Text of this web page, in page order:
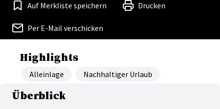
Auf Merkliste speichern Drucken
Per E-Mail verschicken
Highlights
Alleinlage Nachhaltiger Urlaub
Überblick